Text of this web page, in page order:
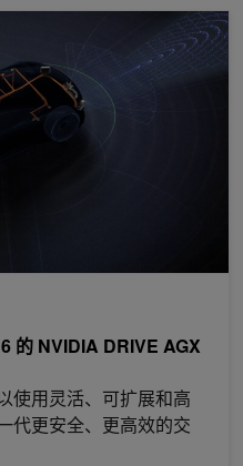
的 NVIDIA DRIVE AGX
使用灵活、可扩展和高
代更安全、更高效的交
DRIVE AGX Orin 开发